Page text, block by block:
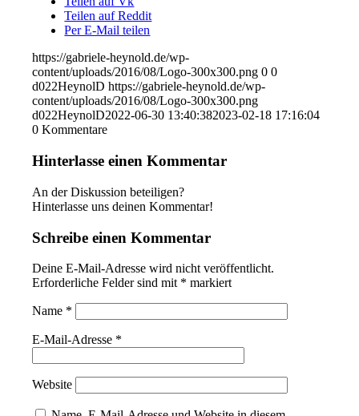
Teilen auf Reddit
Per E-Mail teilen
https://gabriele-heynold.de/wp-
content/uploads/2016/08/Logo-300x300.png 0 0
d022HeynolD https://gabriele-heynold.de/wp-
content/uploads/2016/08/Logo-300x300.png
d022HeynolD2022-06-30 13:40:382023-02-18 17:16:04
0 Kommentare
Hinterlasse einen Kommentar
An der Diskussion beteiligen?
Hinterlasse uns deinen Kommentar!
Schreibe einen Kommentar
Deine E-Mail-Adresse wird nicht veröffentlicht.
Erforderliche Felder sind mit * markiert
Name *
E-Mail-Adresse *
Website